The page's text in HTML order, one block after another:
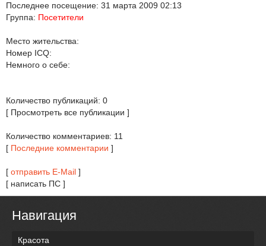
Последнее посещение: 31 марта 2009 02:13
Группа: Посетители
Место жительства:
Номер ICQ:
Немного о себе:
Количество публикаций: 0
[ Просмотреть все публикации ]
Количество комментариев: 11
[ Последние комментарии ]
[ отправить E-Mail ]
[ написать ПС ]
Навигация
Красота